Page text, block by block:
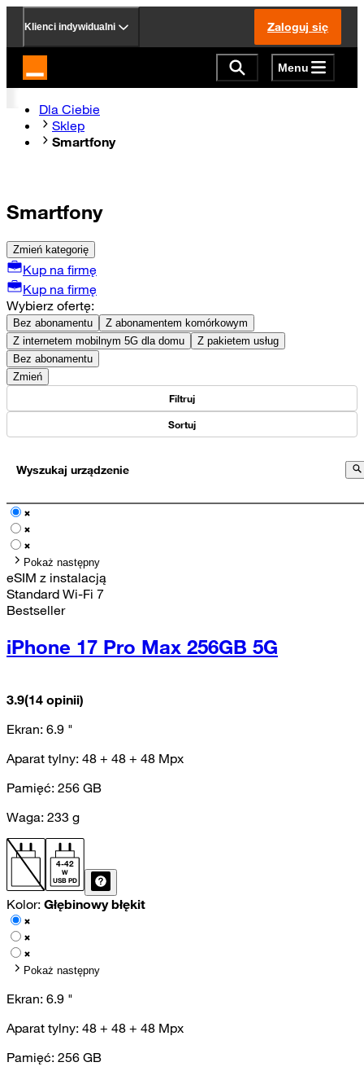
Klienci indywidualni Zaloguj się
Strona główna Orange.pl Menu
Dla Ciebie
Sklep
Smartfony
Smartfony
Zmień kategorię
Kup na firmę
Kup na firmę
Wybierz ofertę:
Bez abonamentu
Z abonamentem komórkowym
Z internetem mobilnym 5G dla domu
Z pakietem usług
Bez abonamentu
Zmień
Filtruj
Sortuj
Wyszukaj urządzenie
Pokaż następny
eSIM z instalacją
Standard Wi-Fi 7
Bestseller
iPhone 17 Pro Max 256GB 5G
3.9(14 opinii)
Ekran: 6.9 "
Aparat tylny: 48 + 48 + 48 Mpx
Pamięć: 256 GB
Waga: 233 g
4-42
W
USB PD
Kolor: Głębinowy błękit
Pokaż następny
Ekran: 6.9 "
Aparat tylny: 48 + 48 + 48 Mpx
Pamięć: 256 GB